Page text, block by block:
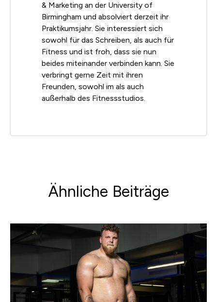
& Marketing an der University of
Birmingham und absolviert derzeit ihr
Praktikumsjahr. Sie interessiert sich
sowohl für das Schreiben, als auch für
Fitness und ist froh, dass sie nun
beides miteinander verbinden kann. Sie
verbringt gerne Zeit mit ihren
Freunden, sowohl im als auch
außerhalb des Fitnessstudios.
Ähnliche Beiträge